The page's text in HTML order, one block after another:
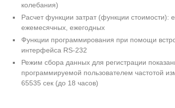
колебания)
Расчет функции затрат (функции стоимости):
ежемесячных, ежегодных
Функции программирования при помощи
интерфейса RS-232
Режим сбора данных для регистрации
программируемой пользователем частотой
65535 сек (до 18 часов)